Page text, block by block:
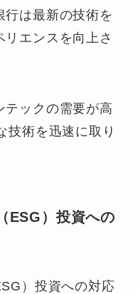
行は最新の技術を
エンスを向上さ
テックの需要が高
技術を迅速に取り
ESG）投資への
）投資への対応